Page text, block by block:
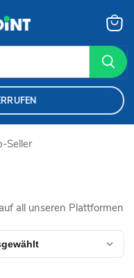
Seller
all unseren Plattformen